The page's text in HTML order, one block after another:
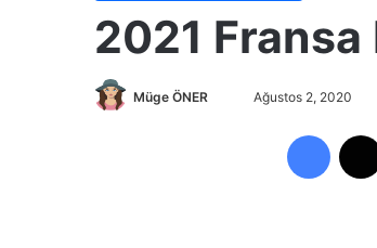
2021
Müge ÖNER Ağustos 2, 2020